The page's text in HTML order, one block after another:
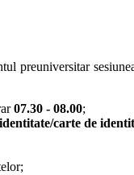
preuniversitar
07.30 - 08.00;
carte de